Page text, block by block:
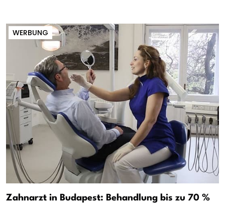
WERBUNG
Zahnarzt in Budapest: Behandlung bis zu 70 %